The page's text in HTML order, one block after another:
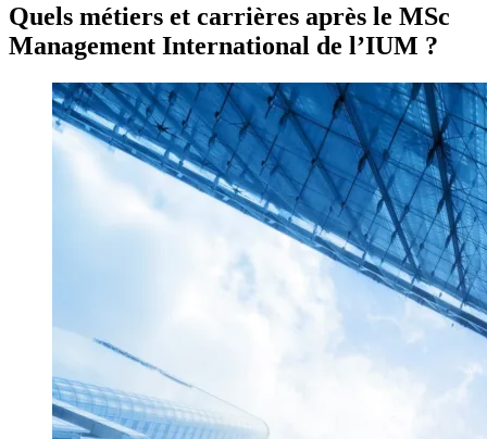
Quels métiers et carrières après le MSc
Management International de l’IUM ?